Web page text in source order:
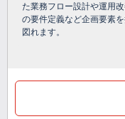
た業務フロー設計や運用
の要件定義など企画要素
図れます。